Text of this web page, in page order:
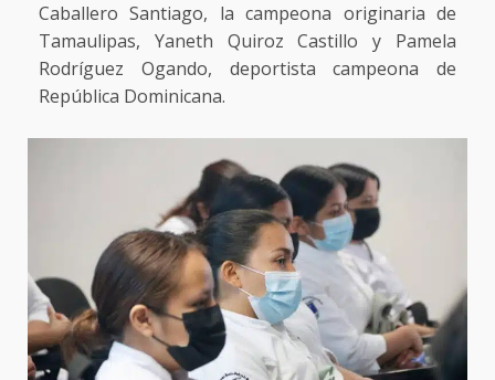
Caballero Santiago, la campeona originaria de
Tamaulipas, Yaneth Quiroz Castillo y Pamela
Rodríguez Ogando, deportista campeona de
República Dominicana.